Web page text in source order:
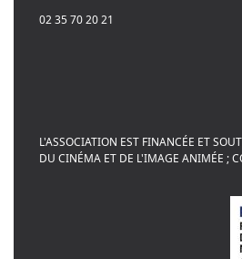
02 35 70 20 21
L'ASSOCIATION EST FINANCÉE ET
DU CINÉMA ET DE L'IMAGE ANIMÉE ;